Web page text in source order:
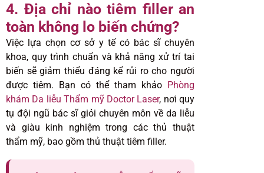
4. Địa chỉ nào tiêm filler an
toàn không lo biến chứng?
Việc lựa chọn cơ sở y tế có bác sĩ chuyên
khoa, quy trình chuẩn và khả năng xử trí tai
biến sẽ giảm thiểu đáng kể rủi ro cho người
được tiêm. Bạn có thể tham khảo Phòng
khám Da liễu Thẩm mỹ Doctor Laser, nơi quy
tụ đội ngũ bác sĩ giỏi chuyên môn về da liễu
và giàu kinh nghiệm trong các thủ thuật
thẩm mỹ, bao gồm thủ thuật tiêm filler.